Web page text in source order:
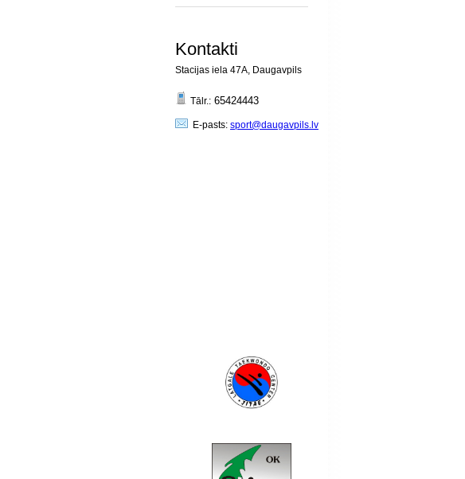
Kontakti
Stacijas iela 47A, Daugavpils
Tālr.: 65424443
E-pasts: sport@daugavpils.lv